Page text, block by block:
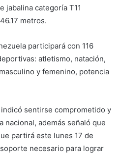
jabalina categoría T11
metros.
participará con 116
atletismo, natación,
y femenino, potencia
sentirse comprometido y
nacional, además señaló que
partirá este lunes 17 de
necesario para lograr